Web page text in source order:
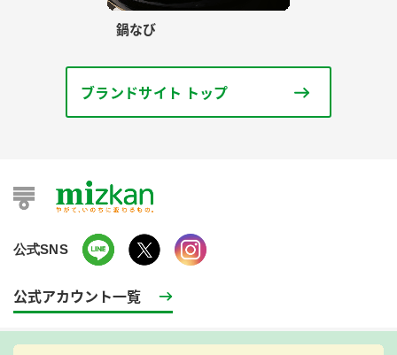
鍋なび
ブランドサイト トップ
公式SNS
公式アカウント一覧